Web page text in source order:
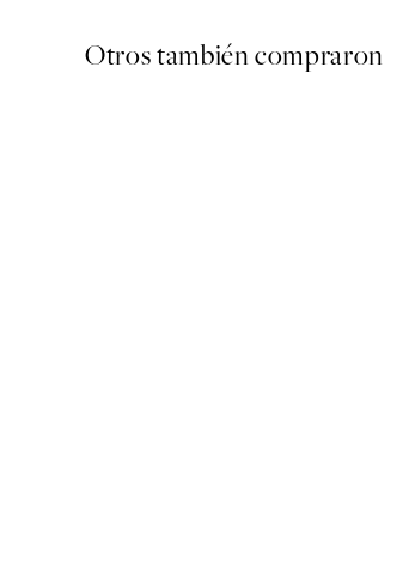
Otros también compraron